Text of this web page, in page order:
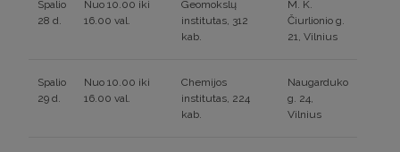
Spalio
28 d.
Nuo 10.00 iki
16.00 val.
Geomokslų
institutas, 312
kab.
M. K.
Čiurlionio g.
21, Vilnius
Spalio
29 d.
Nuo 10.00 iki
16.00 val.
Chemijos
institutas, 224
kab.
Naugarduko
g. 24,
Vilnius